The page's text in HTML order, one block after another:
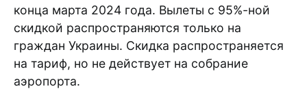
конца марта 2024 года. Вылеты с 95%-ной
скидкой распространяются только на
граждан Украины. Скидка распространяется
на тариф, но не действует на собрание
аэропорта.